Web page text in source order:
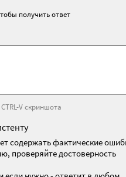
получить ответ
V скриншота
содержать фактические
проверяйте достоверность